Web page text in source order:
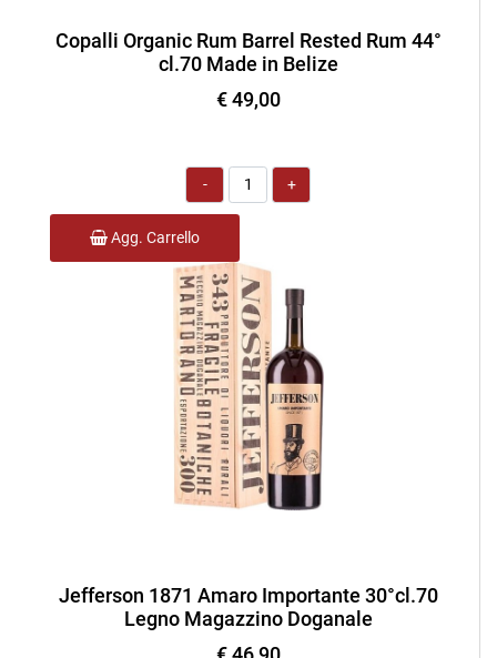
Copalli Organic Rum Barrel Rested Rum 44°
cl.70 Made in Belize
€ 49,00
Quantità
Agg. Carrello
Jefferson 1871 Amaro Importante 30°cl.70
Legno Magazzino Doganale